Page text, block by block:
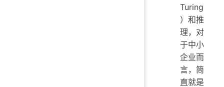
Turing
）和推
理，对
于中小
企业而
言，简
直就是